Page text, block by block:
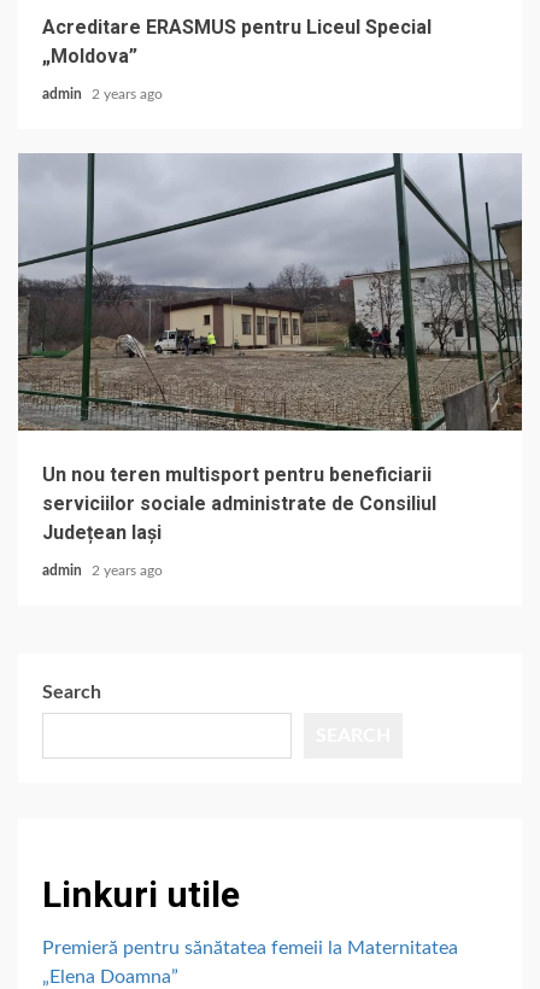
Acreditare ERASMUS pentru Liceul Special
„Moldova”
admin 2 years ago
Un nou teren multisport pentru beneficiarii
serviciilor sociale administrate de Consiliul
Județean Iași
admin 2 years ago
Search
Linkuri utile
Premieră pentru sănătatea femeii la Maternitatea
„Elena Doamna”